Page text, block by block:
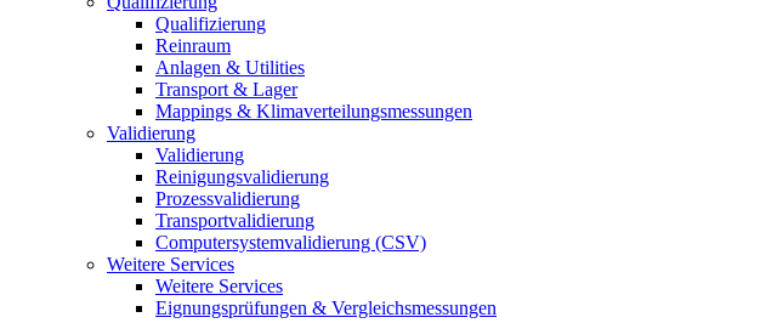
Qualifizierung
Reinraum
Anlagen & Utilities
Transport & Lager
Mappings & Klimaverteilungsmessungen
Validierung
Validierung
Reinigungsvalidierung
Prozessvalidierung
Transportvalidierung
Computersystemvalidierung (CSV)
Weitere Services
Weitere Services
Eignungsprüfungen & Vergleichsmessungen